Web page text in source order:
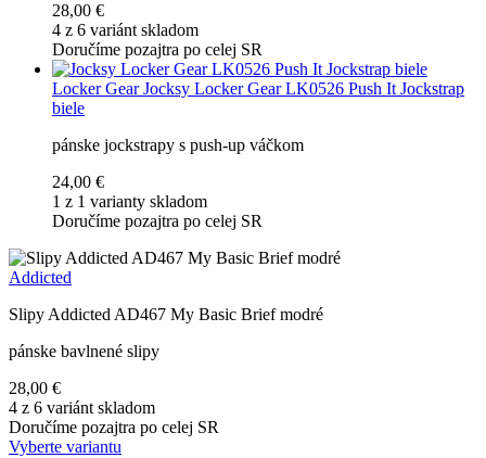
28,00 €
4 z 6 variánt skladom
Doručíme pozajtra po celej SR
Locker Gear Jocksy Locker Gear LK0526 Push It Jockstrap
biele
pánske jockstrapy s push-up váčkom
24,00 €
1 z 1 varianty skladom
Doručíme pozajtra po celej SR
Addicted
Slipy Addicted AD467 My Basic Brief modré
pánske bavlnené slipy
28,00 €
4 z 6 variánt skladom
Doručíme pozajtra po celej SR
Vyberte variantu